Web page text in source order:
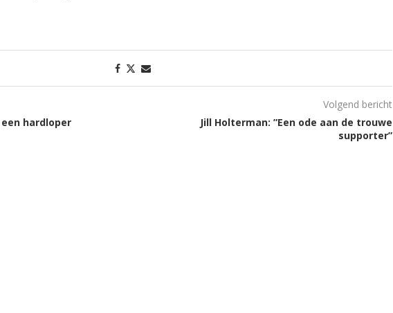
hardloper
Volgend bericht
Jill Holterman: ”Een ode aan de trouwe
supporter”